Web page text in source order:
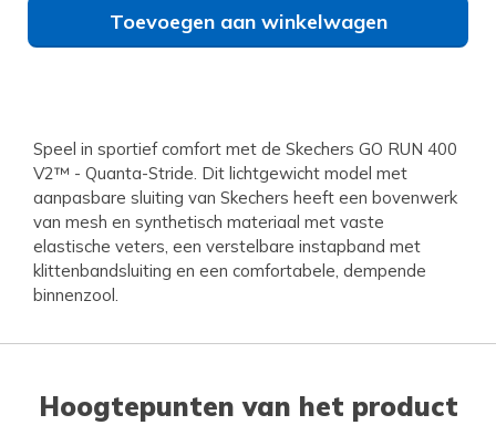
Toevoegen aan winkelwagen
Speel in sportief comfort met de Skechers GO RUN 400
V2™ - Quanta-Stride. Dit lichtgewicht model met
aanpasbare sluiting van Skechers heeft een bovenwerk
van mesh en synthetisch materiaal met vaste
elastische veters, een verstelbare instapband met
klittenbandsluiting en een comfortabele, dempende
binnenzool.
Hoogtepunten van het product